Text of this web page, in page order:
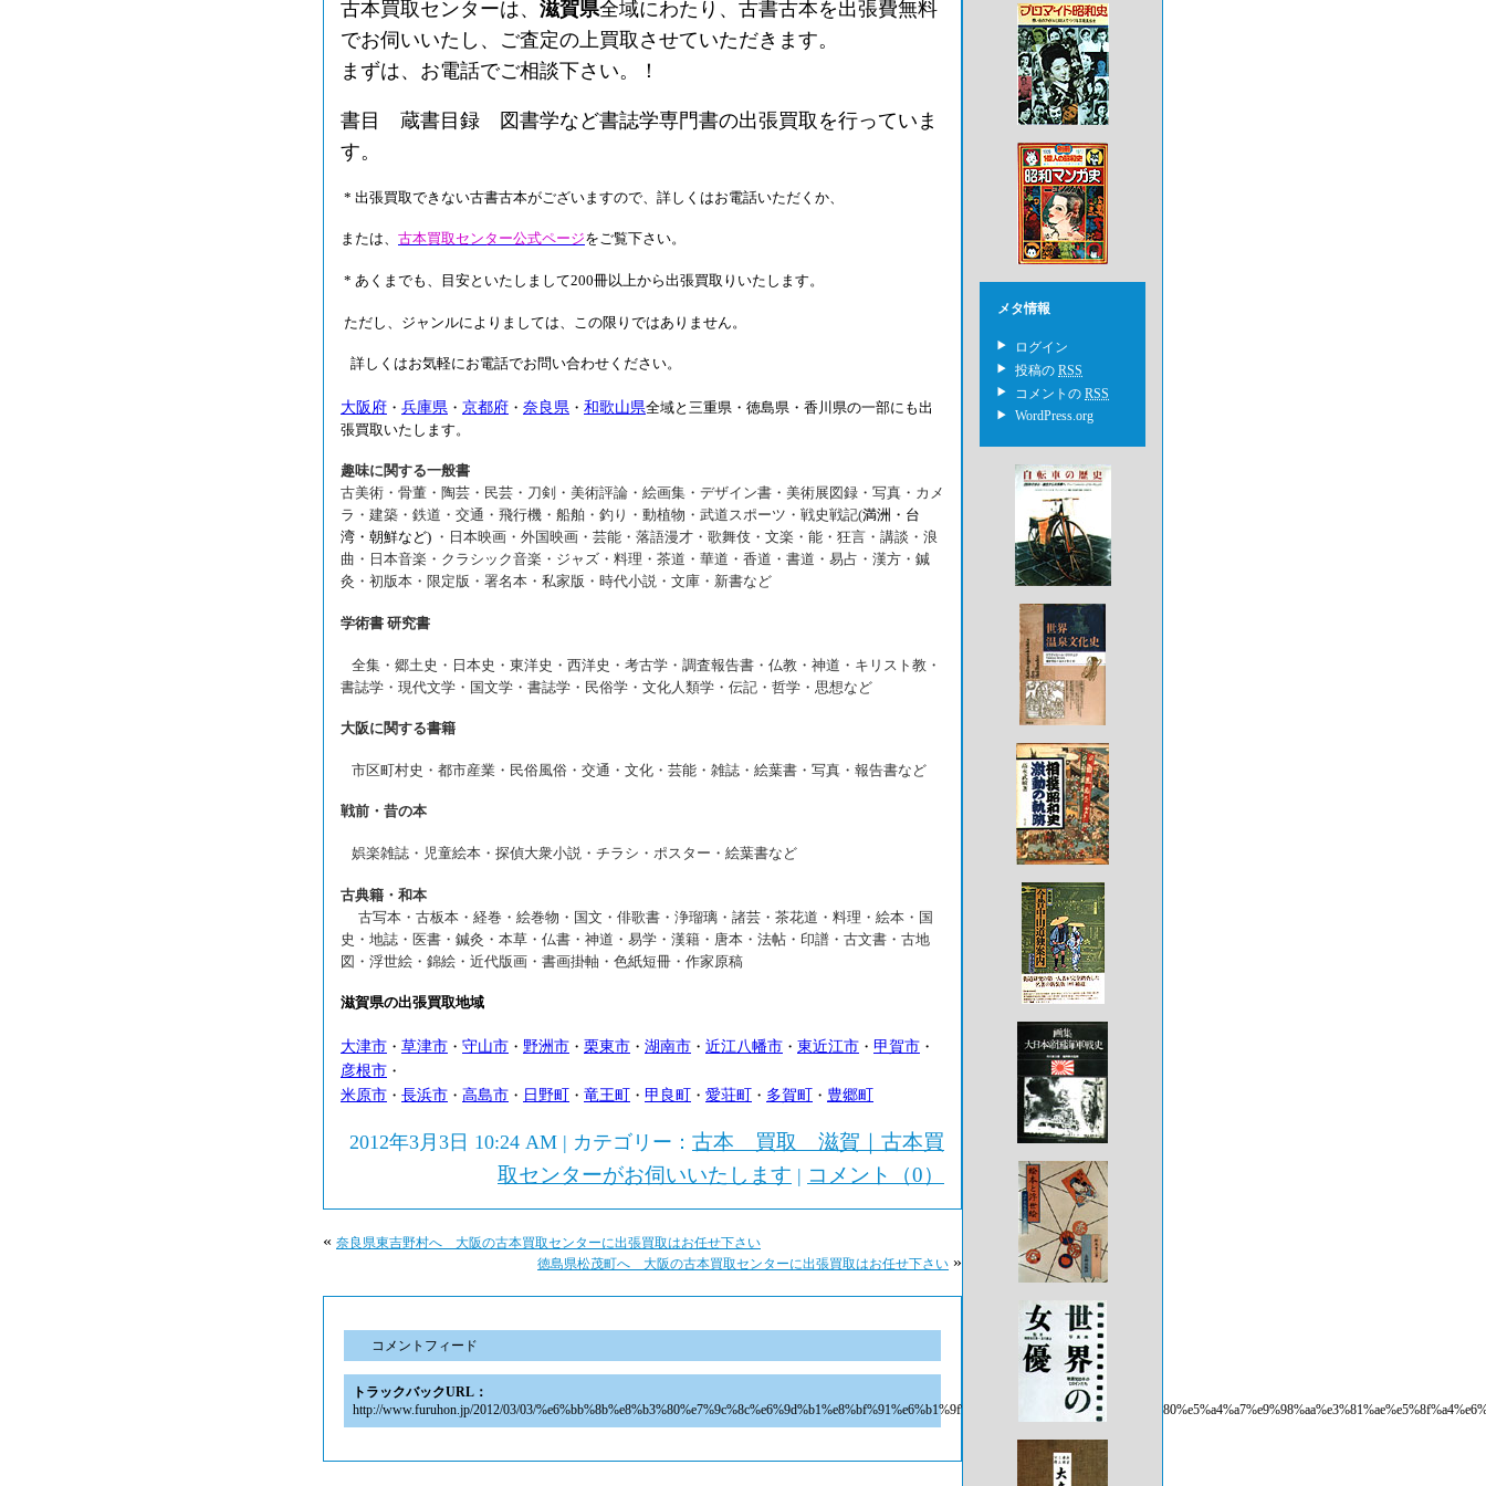
古本買取センターは、 滋賀県全域にわたり、古書古本を出張費無料
でお伺いいたし、ご査定の上買取させていただきます。
まずは、お電話でご相談下さい。！
書目 蔵書目録 図書学など書誌学専門書の出張買取を行っていま
す。
* 出張買取できない古書古本がございますので、詳しくはお電話いただくか、
または、 古本買取センター公式ページをご覧下さい。
* あくまでも、目安といたしまして200冊以上から出張買取りいたします。
ただし、ジャンルによりましては、この限りではありません。
詳しくはお気軽にお電話でお問い合わせください。
大阪府 ・ 兵庫県 ・ 京都府 ・ 奈良県 ・ 和歌山県全域と三重県・徳島県・香川県の一部にも出
張買取いたします。
趣味に関する一般書
古美術・骨董・陶芸・民芸・刀剣・美術評論・絵画集・デザイン書・美術展図録・写真・カメ
ラ・建築・鉄道・交通・飛行機・船舶・釣り・動植物・武道スポーツ・戦史戦記(満洲・台
湾・朝鮮など) ・日本映画・外国映画・芸能・落語漫才・歌舞伎・文楽・能・狂言・講談・浪
曲・日本音楽・クラシック音楽・ジャズ・料理・茶道・華道・香道・書道・易占・漢方・鍼
灸・初版本・限定版・署名本・私家版・時代小説・文庫・新書など
学術書 研究書
全集・郷土史・日本史・東洋史・西洋史・考古学・調査報告書・仏教・神道・キリスト教・
書誌学・現代文学・国文学・書誌学・民俗学・文化人類学・伝記・哲学・思想など
大阪に関する書籍
市区町村史・都市産業・民俗風俗・交通・文化・芸能・雑誌・絵葉書・写真・報告書など
戦前・昔の本
娯楽雑誌・児童絵本・探偵大衆小説・チラシ・ポスター・絵葉書など
古典籍・和本
古写本・古板本・経巻・絵巻物・国文・俳歌書・浄瑠璃・諸芸・茶花道・料理・絵本・国
史・地誌・医書・鍼灸・本草・仏書・神道・易学・漢籍・唐本・法帖・印譜・古文書・古地
図・浮世絵・錦絵・近代版画・書画掛軸・色紙短冊・作家原稿
滋賀県の出張買取地域
大津市 ・ 草津市 ・ 守山市 ・ 野洲市 ・ 栗東市 ・ 湖南市 ・ 近江八幡市 ・ 東近江市 ・ 甲賀市 ・
彦根市 ・
米原市 ・ 長浜市 ・ 高島市 ・ 日野町 ・ 竜王町 ・ 甲良町 ・ 愛荘町 ・ 多賀町 ・ 豊郷町
2012年3月3日 10:24 AM | カテゴリー： 古本 買取 滋賀｜古本買
取センターがお伺いいたします | コメント（0）
« 奈良県東吉野村へ 大阪の古本買取センターに出張買取はお任せ下さい
徳島県松茂町へ 大阪の古本買取センターに出張買取はお任せ下さい »
コメントフィード
トラックバックURL：
http://www.furuhon.jp/2012/03/03/
メタ情報
ログイン
投稿の RSS
コメントの RSS
WordPress.org